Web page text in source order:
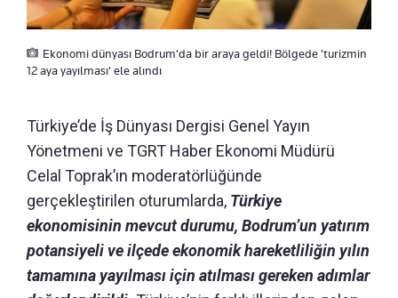
Ekonomi dünyası Bodrum'da bir araya geldi! Bölgede 'turizmin
12 aya yayılması' ele alındı
Türkiye’de İş Dünyası Dergisi Genel Yayın
Yönetmeni ve TGRT Haber Ekonomi Müdürü
Celal Toprak’ın moderatörlüğünde
gerçekleştirilen oturumlarda, Türkiye
ekonomisinin mevcut durumu, Bodrum’un yatırım
potansiyeli ve ilçede ekonomik hareketliliğin yılın
tamamına yayılması için atılması gereken adımlar